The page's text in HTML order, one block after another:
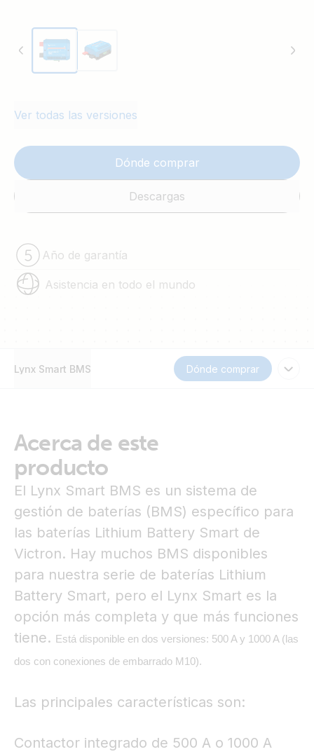
Ver todas las versiones
Dónde comprar
Descargas
Año de garantía
Asistencia en todo el mundo
Lynx Smart BMS Dónde comprar
Acerca de este
producto
El Lynx Smart BMS es un sistema de
gestión de baterías (BMS) específico para
las baterías Lithium Battery Smart de
Victron. Hay muchos BMS disponibles
para nuestra serie de baterías Lithium
Battery Smart, pero el Lynx Smart es la
opción más completa y que más funciones
tiene.
Está disponible en dos versiones: 500 A y 1000 A (las
dos con conexiones de embarrado M10).
Las principales características son:
Contactor integrado de 500 A o 1000 A